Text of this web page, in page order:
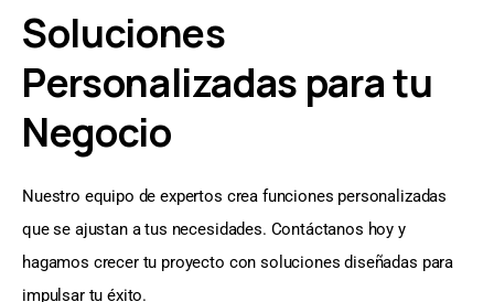
Soluciones
Personalizadas para tu
Negocio
Nuestro equipo de expertos crea funciones personalizadas
que se ajustan a tus necesidades. Contáctanos hoy y
hagamos crecer tu proyecto con soluciones diseñadas para
impulsar tu éxito.